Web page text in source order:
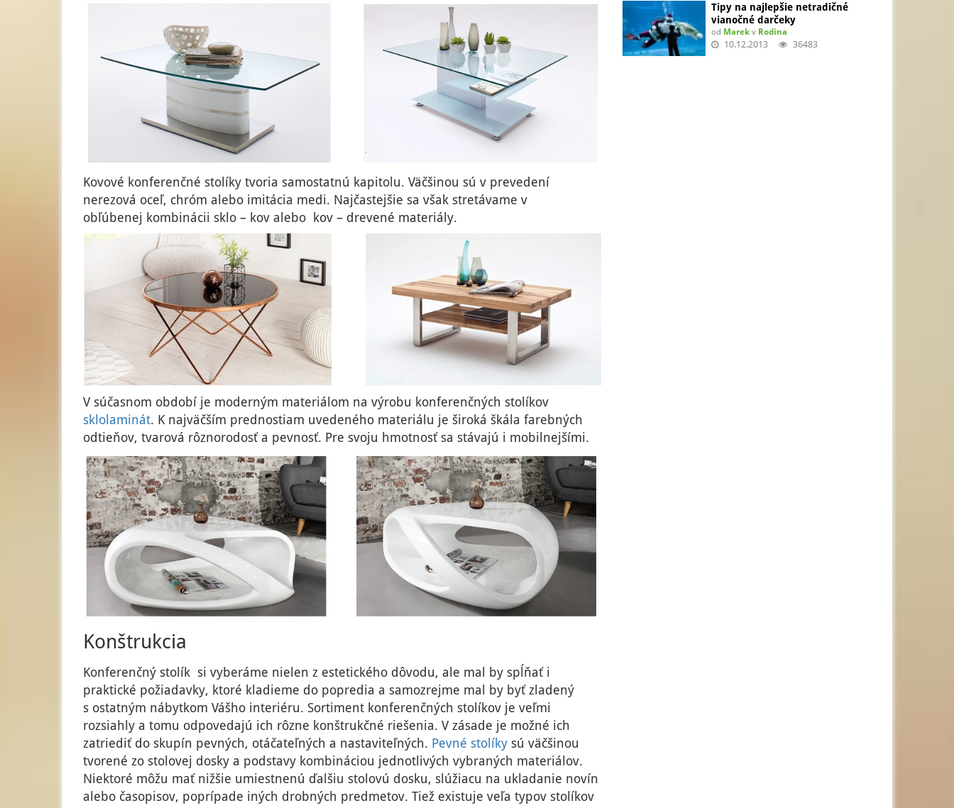
Kovové konferenčné stolíky tvoria samostatnú kapitolu. Väčšinou sú v prevedení
nerezová oceľ, chróm alebo imitácia medi. Najčastejšie sa však stretávame v
obľúbenej kombinácii sklo – kov alebo kov – drevené materiály.
V súčasnom období je moderným materiálom na výrobu konferenčných stolíkov
sklolaminát. K najväčším prednostiam uvedeného materiálu je široká škála farebných
odtieňov, tvarová rôznorodosť a pevnosť. Pre svoju hmotnosť sa stávajú i mobilnejšími.
Konštrukcia
Konferenčný stolík si vyberáme nielen z estetického dôvodu, ale mal by spĺňať i
praktické požiadavky, ktoré kladieme do popredia a samozrejme mal by byť zladený
s ostatným nábytkom Vášho interiéru. Sortiment konferenčných stolíkov je veľmi
rozsiahly a tomu odpovedajú ich rôzne konštrukčné riešenia. V zásade je možné ich
zatriediť do skupín pevných, otáčateľných a nastaviteľných. Pevné stolíky sú väčšinou
tvorené zo stolovej dosky a podstavy kombináciou jednotlivých vybraných materiálov.
Niektoré môžu mať nižšie umiestnenú ďalšiu stolovú dosku, slúžiacu na ukladanie novín
alebo časopisov, poprípade iných drobných predmetov. Tiež existuje veľa typov stolíkov
Tipy na najlepšie netradičné
vianočné darčeky
od Marekv Rodina
10.12.2013 36483